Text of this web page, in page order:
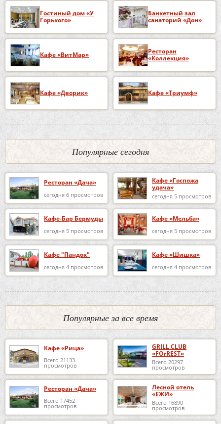
Гостиный дом «У
Горького»
Банкетный зал
санаторий «Дон»
Кафе «ВитМар»
Ресторан
«Коллекция»
Кафе «Дворик» Кафе «Триумф»
Популярные сегодня
Ресторан «Дача»
сегодня 6 просмотров
Кафе «Госпожа
удача»
сегодня 5 просмотров
Кафе-Бар Бермуды
сегодня 5 просмотров
Кафе «Мельба»
сегодня 5 просмотров
Кафе "Пандок"
сегодня 4 просмотров
Кафе «Шишка»
сегодня 4 просмотров
Популярные за все время
Кафе «Рица»
Всего 21133
просмотров
GRILL CLUB
«FOrREST»
Всего 20297
просмотров
Ресторан «Дача»
Всего 17452
просмотров
Лесной отель
«ЕЖИ»
Всего 16890
просмотров